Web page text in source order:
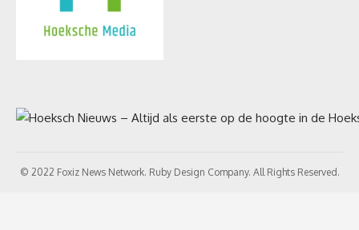
© 2022 Foxiz News Network. Ruby Design Company. All Rights Reserved.